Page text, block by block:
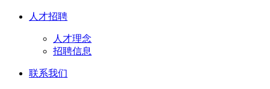
人才招聘
人才理念
招聘信息
联系我们